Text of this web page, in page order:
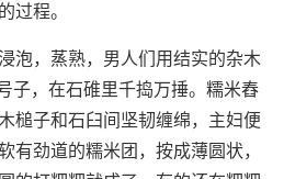
过程。
泡，蒸熟，男人们用结实的杂木
子，在石碓里千捣万捶。糯米舂
槌子和石臼间坚韧缠绵，主妇便
有劲道的糯米团，按成薄圆状，